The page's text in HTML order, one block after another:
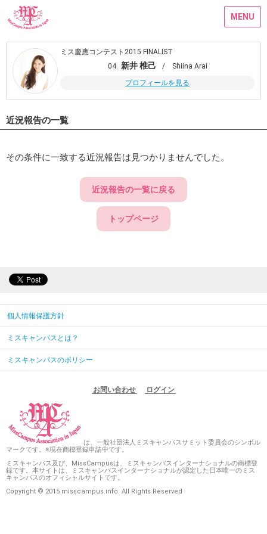
MENU
ミス慶應コンテスト2015 FINALIST
04. 新井 椎己
/ Shiina Arai
プロフィールを見る
近況報告の一覧
その条件に一致する近況報告は見つかりませんでした。
近況報告の一覧に戻る
トップページ
個人情報保護方針
ミスキャンパスとは？
ミスキャンパスのポリシー
お問い合わせ ログイン
は、一般社団法人ミスキャンパスサミット委員会のシンボル
マークです。※現在商標登録申請中です。
ミスキャンパス及び、MissCampusは、ミスキャンパスインターナショナルの商標登
録です。本サイトは、ミスキャンパスインターナショナルが認定した日本唯一のミス
キャンパスのオフィシャルサイトです。
Copyright © 2015 misscampus.info. All Rights Reserved